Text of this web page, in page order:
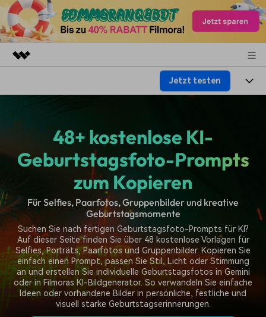
Shop
Support
Jetzt testen
Plattformen
Funktionen
Video/Foto
Text
Lösungen
Soziale Medien
Marketing & Business
Lifestyle & Spaß
Trends
Ressourcen
Video-Prompts
Über 100 heiße Video-
Prompts – schnell ähnliche
Videos erstellen
Meisterkurs
Beherrschen Sie
fortgeschrittene
Videobearbeitungsfähigkeiten
Hilfe-Center
Erste Schritte
Kunden-Support
Über
Bewertungen
KAUFEN Anmelden
48+ kostenlose KI-
Geburtstagsfoto-Prompts
zum Kopieren
Für Selfies, Paarfotos, Gruppenbilder und kreative
Geburtstagsmomente
Suchen Sie nach fertigen Geburtstagsfoto-Prompts für KI?
Auf dieser Seite finden Sie über 48 kostenlose Vorlagen für
Selfies, Porträts, Paarfotos und Gruppenbilder. Kopieren Sie
einfach einen Prompt, passen Sie Stil, Licht oder Stimmung
an und erstellen Sie individuelle Geburtstagsfotos in Gemini
oder in Filmoras KI-Bildgenerator. So verwandeln Sie einfache
Ideen oder vorhandene Bilder in persönliche, festliche und
visuell starke Geburtstagserinnerungen.